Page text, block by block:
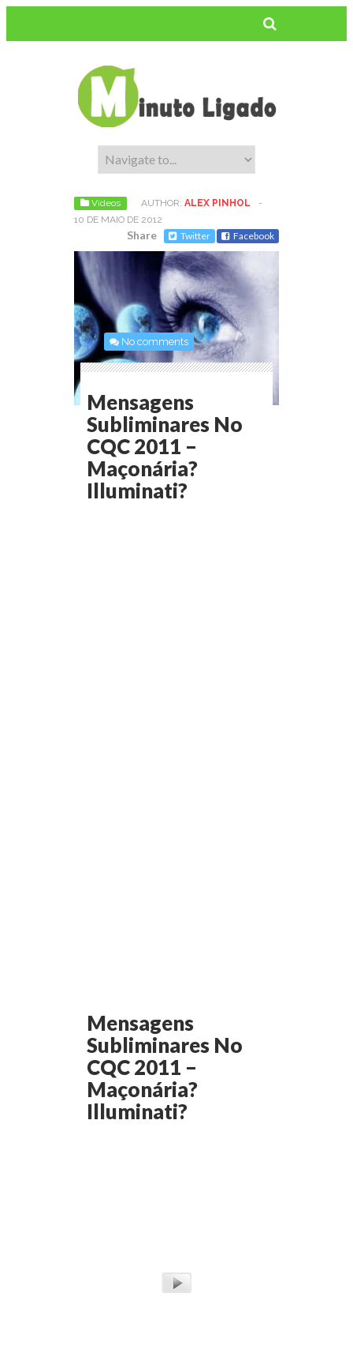
Vídeos AUTHOR: ALEX PINHOL
-
10 DE MAIO DE 2012
Share Twitter Facebook
No comments
Mensagens
Subliminares No
CQC 2011 –
Maçonária?
Illuminati?
Mensagens
Subliminares No
CQC 2011 –
Maçonária?
Illuminati?